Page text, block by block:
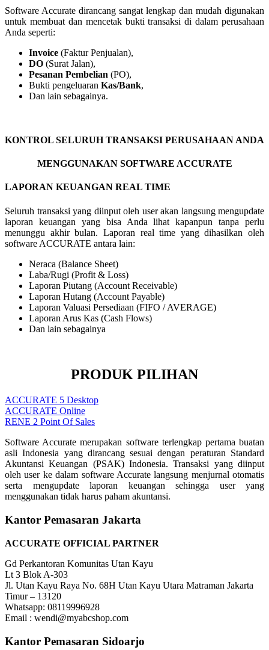
Software Accurate dirancang sangat lengkap dan mudah digunakan
untuk membuat dan mencetak bukti transaksi di dalam perusahaan
Anda seperti:
Invoice (Faktur Penjualan),
DO (Surat Jalan),
Pesanan Pembelian (PO),
Bukti pengeluaran Kas/Bank,
Dan lain sebagainya.
KONTROL SELURUH TRANSAKSI PERUSAHAAN ANDA
MENGGUNAKAN SOFTWARE ACCURATE
LAPORAN KEUANGAN REAL TIME
Seluruh transaksi yang diinput oleh user akan langsung mengupdate
laporan keuangan yang bisa Anda lihat kapanpun tanpa perlu
menunggu akhir bulan. Laporan real time yang dihasilkan oleh
software ACCURATE antara lain:
Neraca (Balance Sheet)
Laba/Rugi (Profit & Loss)
Laporan Piutang (Account Receivable)
Laporan Hutang (Account Payable)
Laporan Valuasi Persediaan (FIFO / AVERAGE)
Laporan Arus Kas (Cash Flows)
Dan lain sebagainya
PRODUK PILIHAN
ACCURATE 5 Desktop
ACCURATE Online
RENE 2 Point Of Sales
Software Accurate merupakan software terlengkap pertama buatan
asli Indonesia yang dirancang sesuai dengan peraturan Standard
Akuntansi Keuangan (PSAK) Indonesia. Transaksi yang diinput
oleh user ke dalam software Accurate langsung menjurnal otomatis
serta mengupdate laporan keuangan sehingga user yang
menggunakan tidak harus paham akuntansi.
Kantor Pemasaran Jakarta
ACCURATE OFFICIAL PARTNER
Gd Perkantoran Komunitas Utan Kayu
Lt 3 Blok A-303
Jl. Utan Kayu Raya No. 68H Utan Kayu Utara Matraman Jakarta
Timur – 13120
Whatsapp: 08119996928
Email : wendi@myabcshop.com
Kantor Pemasaran Sidoarjo